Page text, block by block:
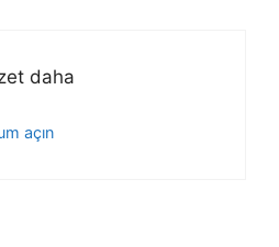
daha
açın